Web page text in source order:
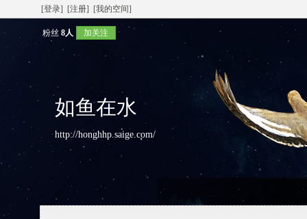
[登录] [注册] [我的空间]
粉丝 8人 加关注
如鱼在水
http://honghhp.saige.com/